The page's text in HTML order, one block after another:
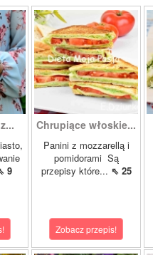
9
Chrupiące włoskie...
Panini z mozzarellą i
pomidorami Są
przepisy które... ⇖ 25
Zobacz przepis!